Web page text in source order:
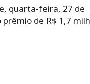
quarta-feira, 27 de
de R$ 1,7